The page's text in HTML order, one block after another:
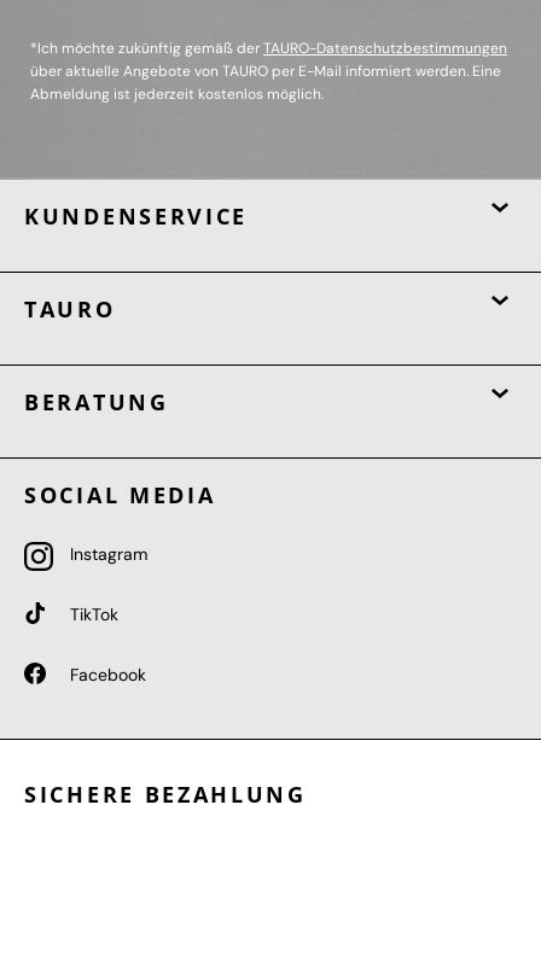
*Ich möchte zukünftig gemäß derTAURO-Datenschutzbestimmungen
über aktuelle Angebote von TAURO per E-Mail informiert werden. Eine
Abmeldung ist jederzeit kostenlos möglich.
KUNDENSERVICE
TAURO
BERATUNG
SOCIAL MEDIA
Instagram
TikTok
Facebook
SICHERE BEZAHLUNG